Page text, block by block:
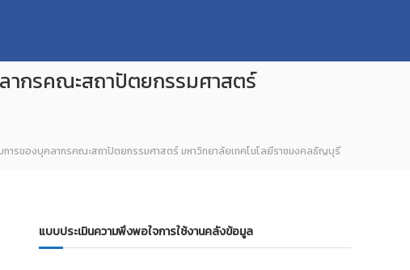
ากรคณะสถาปัตยกรรมศาสตร์
การของบุคลากรคณะสถาปัตยกรรมศาสตร์ มหาวิทยาลัยเทคโนโลยีราชมงคลธัญบุรี
แบบประเมินความพึงพอใจการใช้งานคลังข้อมูล